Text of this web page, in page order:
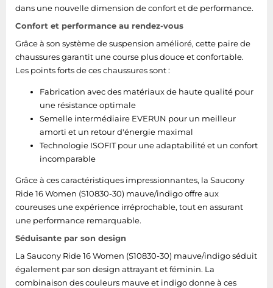
Téléviseurs
Télévision & vidéo
Électroménager
dans une nouvelle dimension de confort et de performance.
Confort et performance au rendez-vous
Grâce à son système de suspension amélioré, cette paire de
chaussures garantit une course plus douce et confortable.
Les points forts de ces chaussures sont :
Fabrication avec des matériaux de haute qualité pour
une résistance optimale
Semelle intermédiaire EVERUN pour un meilleur
amorti et un retour d'énergie maximal
Technologie ISOFIT pour une adaptabilité et un confort
incomparable
Grâce à ces caractéristiques impressionnantes, la Saucony
Ride 16 Women (S10830-30) mauve/indigo offre aux
coureuses une expérience irréprochable, tout en assurant
une performance remarquable.
Séduisante par son design
La Saucony Ride 16 Women (S10830-30) mauve/indigo séduit
également par son design attrayant et féminin. La
combinaison des couleurs mauve et indigo donne à ces